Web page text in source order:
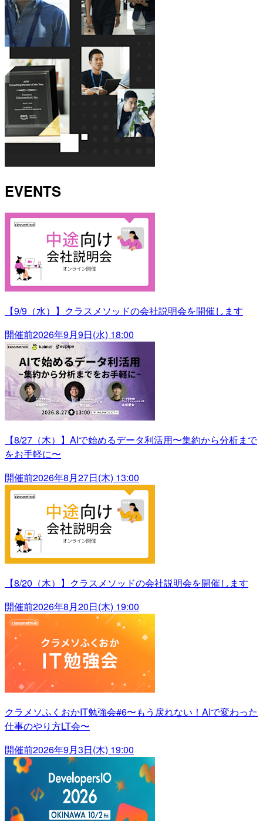
EVENTS
【9/9（水）】クラスメソッドの会社説明会を開催します
開催前2026年9月9日(水) 18:00
【8/27（木）】AIで始めるデータ利活用〜集約から分析まで
をお手軽に〜
開催前2026年8月27日(木) 13:00
【8/20（木）】クラスメソッドの会社説明会を開催します
開催前2026年8月20日(木) 19:00
クラメソふくおかIT勉強会#6〜もう戻れない！AIで変わった
仕事のやり方LT会〜
開催前2026年9月3日(木) 19:00